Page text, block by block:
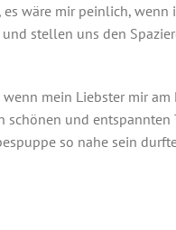
wäre mir peinlich, wenn
stellen uns den
mein Liebster mir
schönen und
so nahe sein